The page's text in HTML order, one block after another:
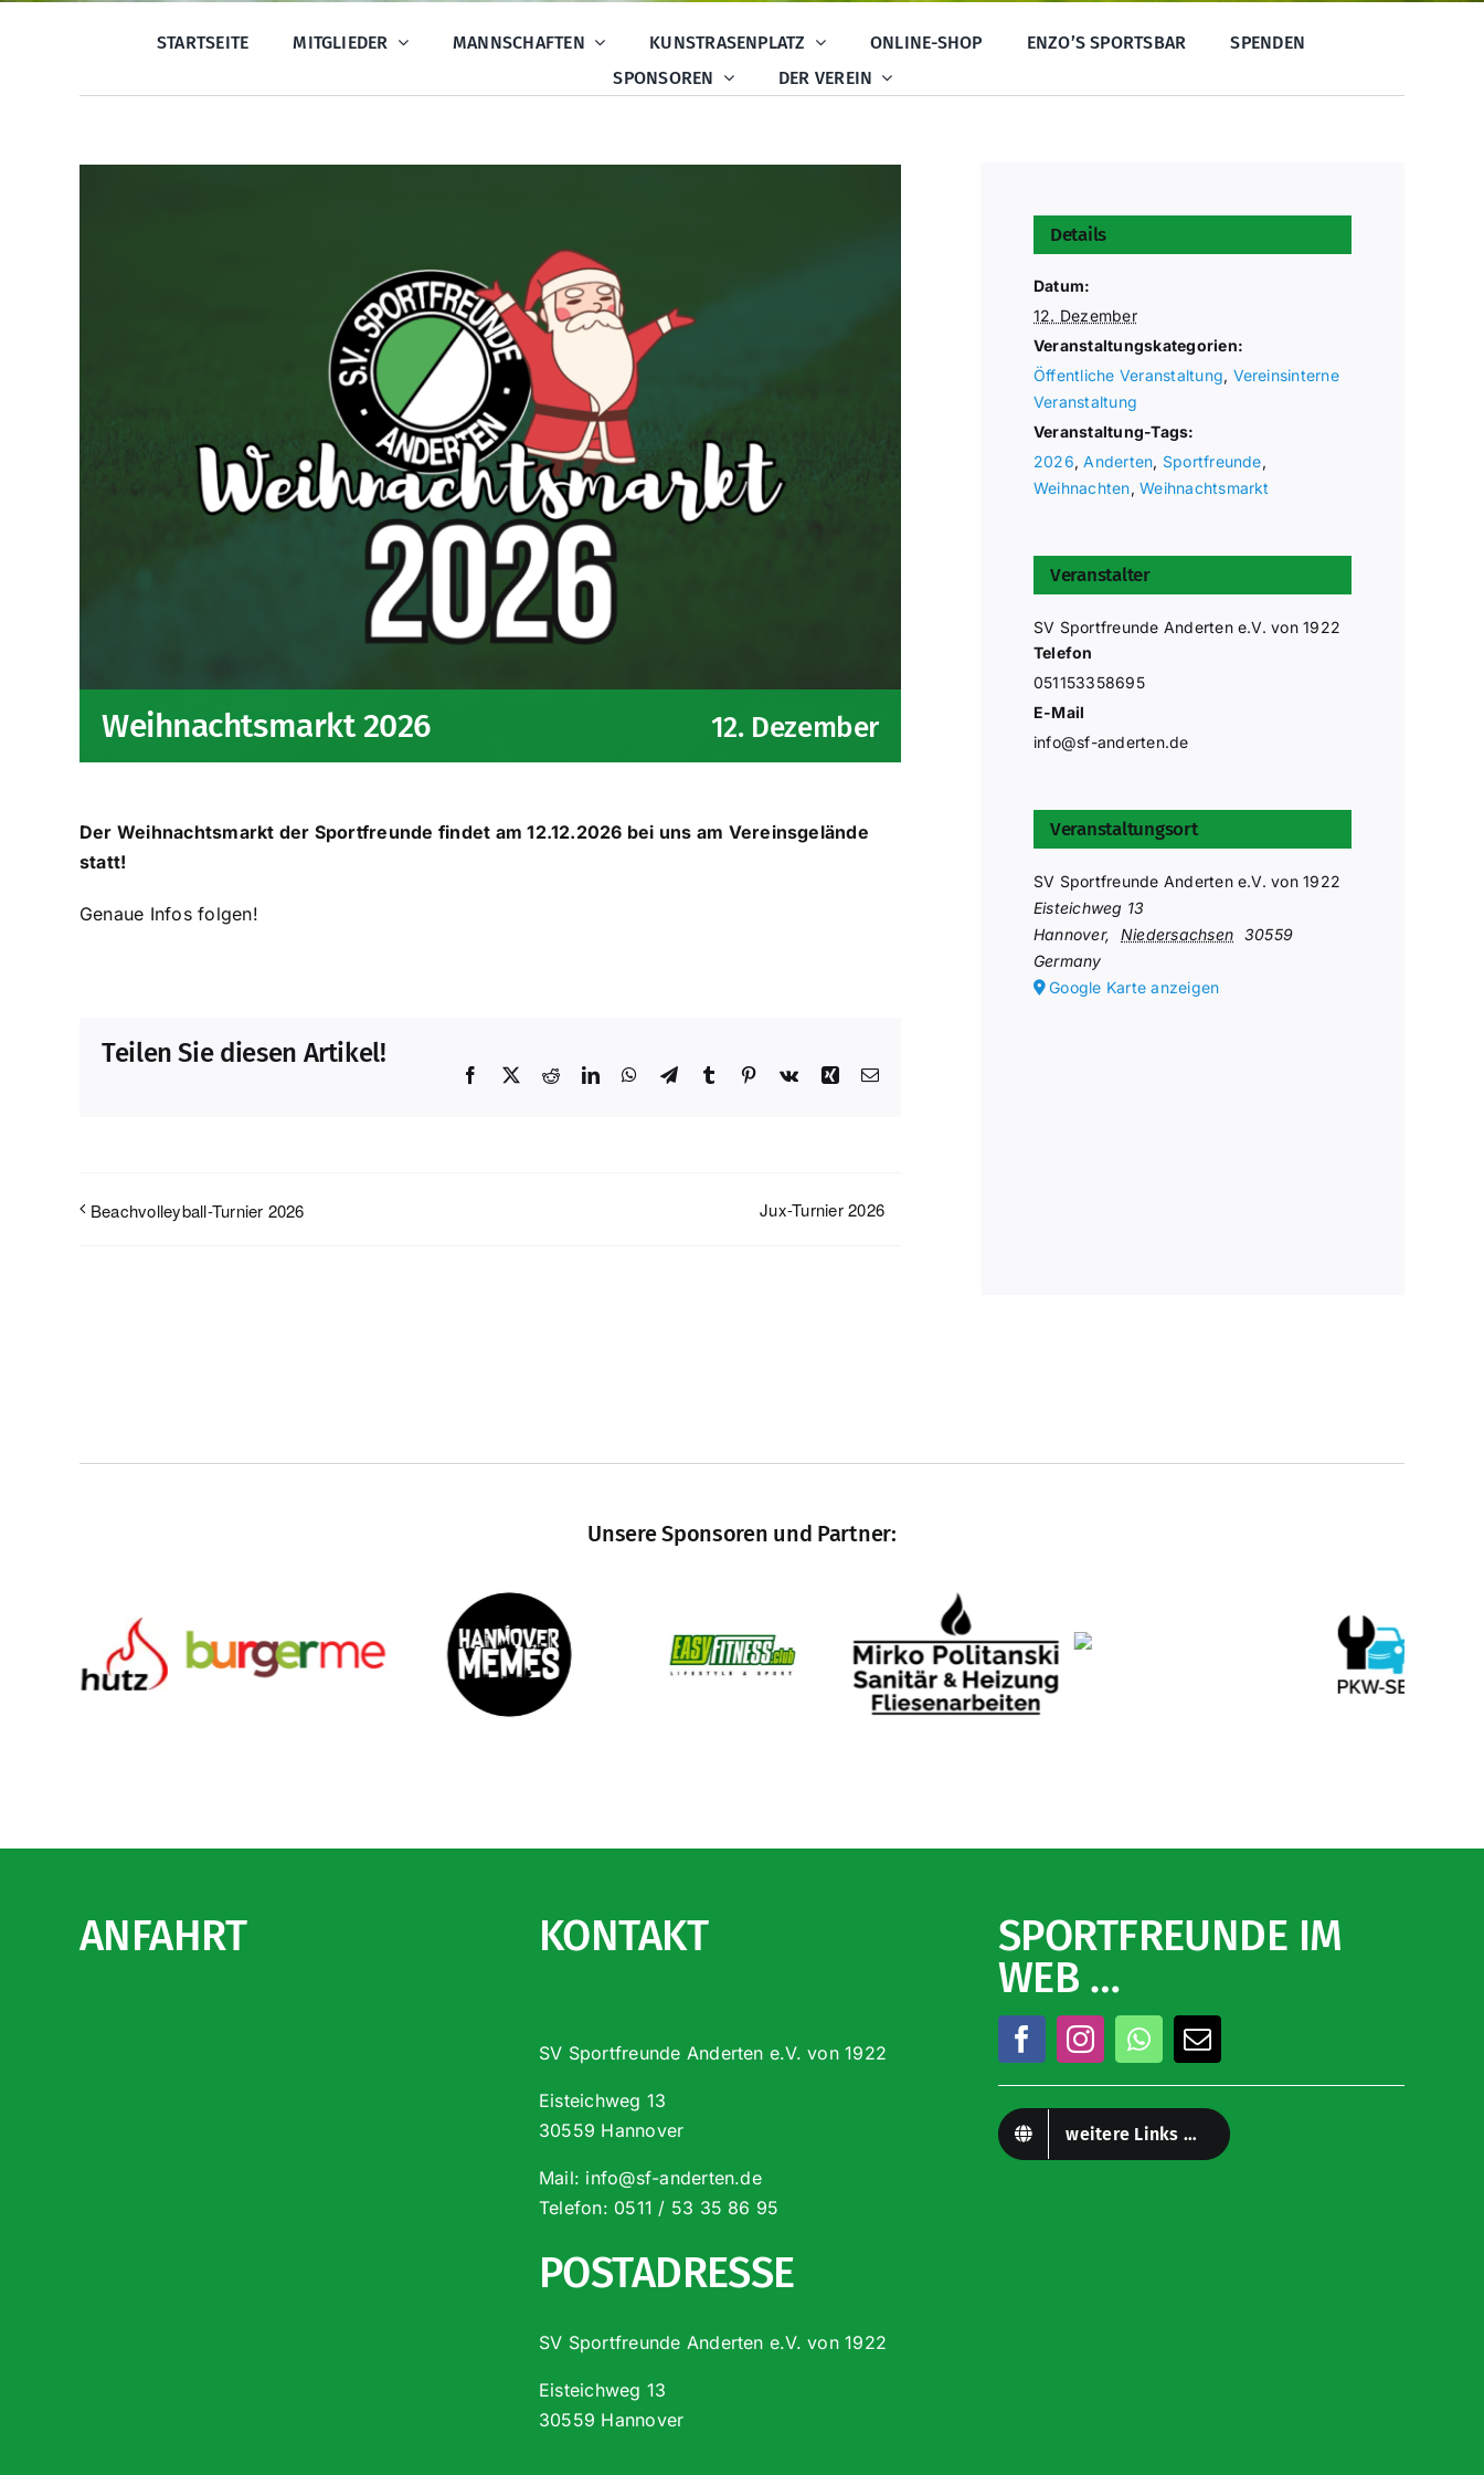
STARTSEITE MITGLIEDER MANNSCHAFTEN KUNSTRASENPLATZ ONLINE-SHOP ENZO’S SPORTSBAR
SPENDEN
SPONSOREN
DER VEREIN
Weihnachtsmarkt 2026 12. Dezember
Der Weihnachtsmarkt der Sportfreunde findet am 12.12.2026 bei uns am Vereinsgelände
statt!
Genaue Infos folgen!
Teilen Sie diesen Artikel!
Facebook
X RedditLinkedInWhatsApp
TelegramTumblr Pinterest
Vk Xing E-
Beachvolleyball-Turnier 2026 Jux-Turnier 2026
Details
Datum:
12. Dezember
Veranstaltungskategorien:
Öffentliche Veranstaltung, Vereinsinterne
Veranstaltung
Veranstaltung-Tags:
2026,Anderten, Sportfreunde,
Weihnachten,Weihnachtsmarkt
Veranstalter
SV Sportfreunde Anderten e.V. von 1922
Telefon
051153358695
E-Mail
info@sf-anderten.de
Veranstaltungsort
SV Sportfreunde Anderten e.V. von 1922
Eisteichweg 13
Hannover, Niedersachsen 30559
Germany
Google Karte anzeigen
Unsere Sponsoren und Partner:
ANFAHRT KONTAKT
SV Sportfreunde Anderten e.V. von 1922
Eisteichweg 13
30559 Hannover
Mail: info@sf-anderten.de
Telefon: 0511 / 53 35 86 95
POSTADRESSE
SV Sportfreunde Anderten e.V. von 1922
Eisteichweg 13
30559 Hannover
SPORTFREUNDE IM
WEB …
weitere Links …